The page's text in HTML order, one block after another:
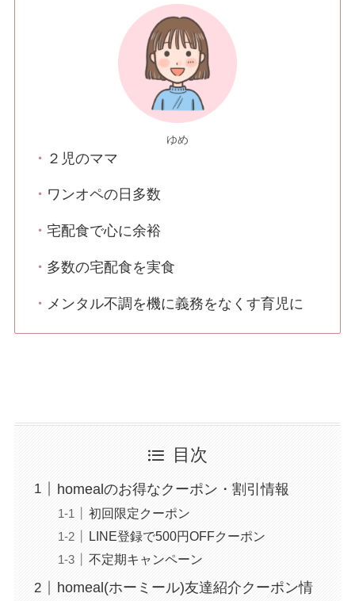
ゆめ
・ ２児のママ
・ ワンオペの日多数
・宅配食で心に余裕
・ 多数の宅配食を実食
・ メンタル不調を機に義務をなくす育児に
目次
homealのお得なクーポン・割引情報
初回限定クーポン
LINE登録で500円OFFクーポン
不定期キャンペーン
homeal(ホーミール)友達紹介クーポン情